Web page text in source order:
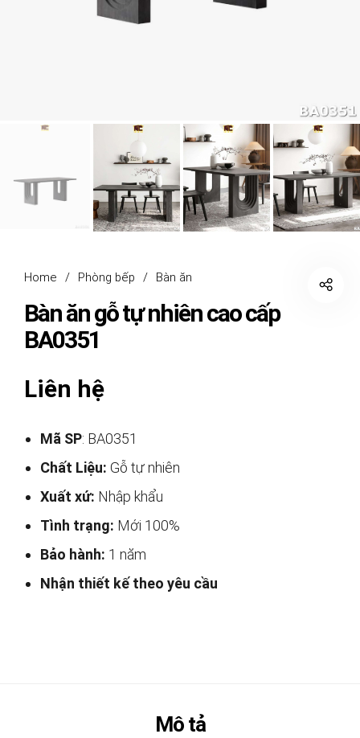
Home / Phòng bếp / Bàn ăn
Bàn ăn gỗ tự nhiên cao cấp
BA0351
Liên hệ
Mã SP: BA0351
Chất Liệu: Gỗ tự nhiên
Xuất xứ: Nhập khẩu
Tình trạng: Mới 100%
Bảo hành: 1 năm
Nhận thiết kế theo yêu cầu
Mô tả